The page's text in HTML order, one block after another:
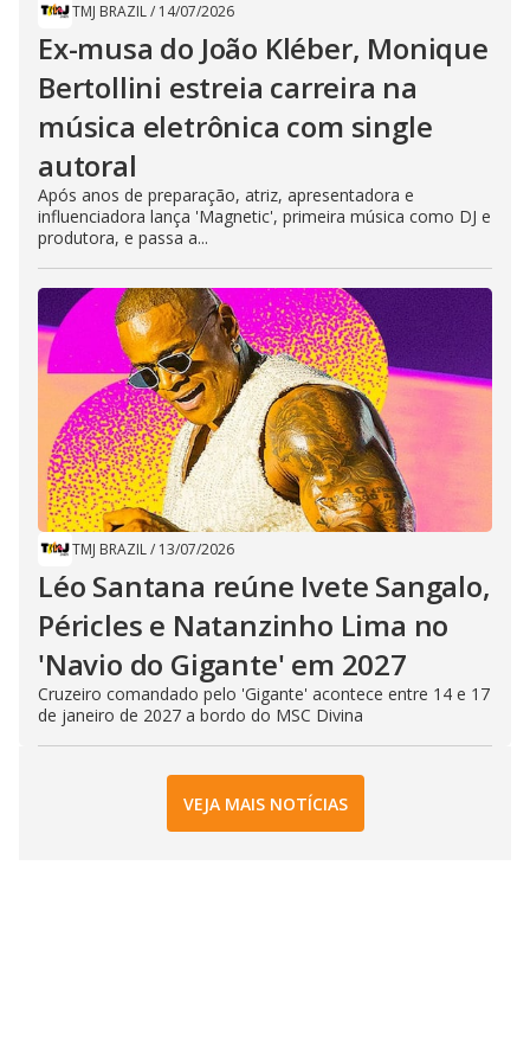
TMJ BRAZIL/ 14/07/2026
Ex-musa do João Kléber, Monique
Bertollini estreia carreira na
música eletrônica com single
autoral
Após anos de preparação, atriz, apresentadora e
influenciadora lança 'Magnetic', primeira música como DJ e
produtora, e passa a...
TMJ BRAZIL/ 13/07/2026
Léo Santana reúne Ivete Sangalo,
Péricles e Natanzinho Lima no
'Navio do Gigante' em 2027
Cruzeiro comandado pelo 'Gigante' acontece entre 14 e 17
de janeiro de 2027 a bordo do MSC Divina
VEJA MAIS NOTÍCIAS